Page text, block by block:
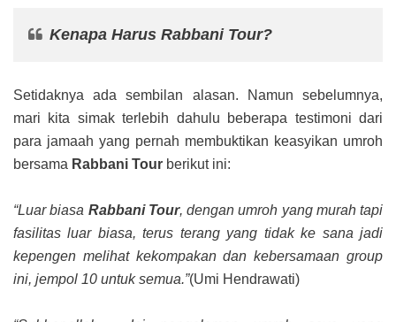
Kenapa Harus Rabbani Tour?
Setidaknya ada sembilan alasan. Namun sebelumnya,
mari kita simak terlebih dahulu beberapa testimoni dari
para jamaah yang pernah membuktikan keasyikan umroh
bersama Rabbani Tour berikut ini:
“Luar biasa Rabbani Tour, dengan umroh yang murah tapi
fasilitas luar biasa, terus terang yang tidak ke sana jadi
kepengen melihat kekompakan dan kebersamaan group
ini, jempol 10 untuk semua.”(Umi Hendrawati)